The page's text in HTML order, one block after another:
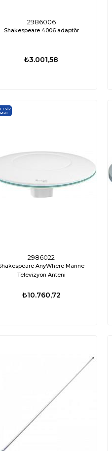
Tsunami Mk2 Livar Pompası 800
₺3.676,53
2986006
Shakespeare 4006 adaptör
₺3.001,58
2986022
AnyWhere Marine
Televizyon Anteni
₺10.760,72